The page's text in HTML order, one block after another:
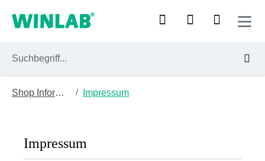
Zum Hauptinhalt springen
Shop Information / Impressum
Impressum